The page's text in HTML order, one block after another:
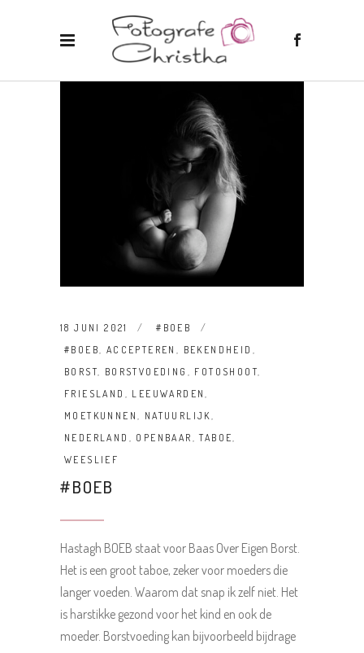
18 JUNI 2021
#BOEB
#BOEB, ACCEPTEREN , BEKENDHEID ,
BORST, BORSTVOEDING , FOTOSHOOT,
FRIESLAND , LEEUWARDEN,
MOETKUNNEN, NATUURLIJK,
NEDERLAND , OPENBAAR ,TABOE,
WEESLIEF
#BOEB
Hastagh BOEB staat voor Baas Over Eigen Borst.
Het is een groot taboe, zeker voor moeders die
langer voeden. Waarom dat snap ik zelf niet. Het
is harstikke gezond voor het kind en ook de
moeder. Borstvoeding kan bijvoorbeeld bijdrage